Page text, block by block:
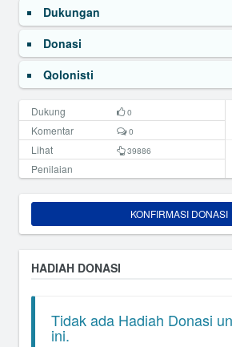
Dukungan
Donasi
Qolonisti
Dukung 0
Komentar 0
Lihat 39886
Penilaian
KONFIRMASI DONASI
HADIAH DONASI
Tidak ada Hadiah Donasi
ini.